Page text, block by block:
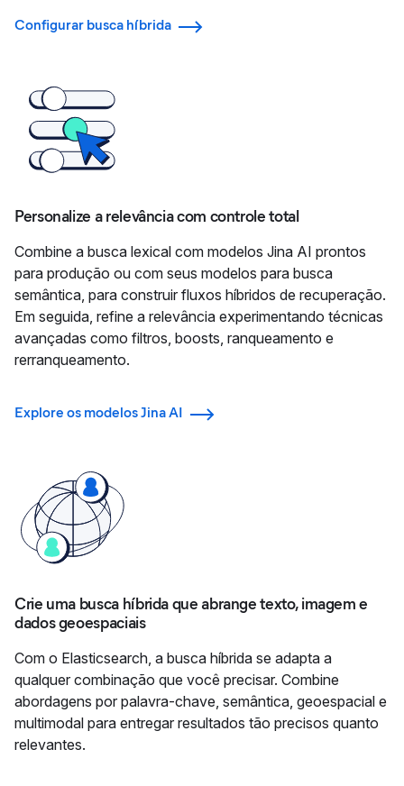
Configurar busca híbrida
Personalize a relevância com controle total
Combine a busca lexical com modelos Jina AI prontos
para produção ou com seus modelos para busca
semântica, para construir fluxos híbridos de recuperação.
Em seguida, refine a relevância experimentando técnicas
avançadas como filtros, boosts, ranqueamento e
rerranqueamento.
Explore os modelos Jina AI
Crie uma busca híbrida que abrange texto, imagem e
dados geoespaciais
Com o Elasticsearch, a busca híbrida se adapta a
qualquer combinação que você precisar. Combine
abordagens por palavra-chave, semântica, geoespacial e
multimodal para entregar resultados tão precisos quanto
relevantes.